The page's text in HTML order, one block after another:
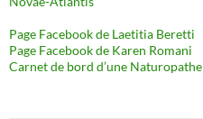
Page Facebook de Laetitia Beretti
Page Facebook de Karen Romani
Carnet de bord d’une Naturopathe